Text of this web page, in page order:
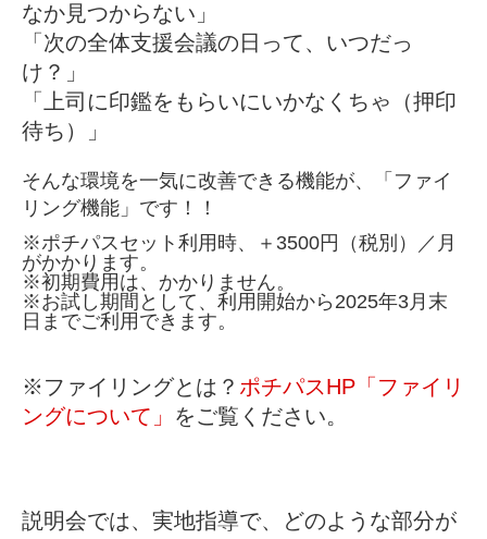
なか見つからない」
「次の全体支援会議の日って、いつだっ
け？」
「上司に印鑑をもらいにいかなくちゃ（押印
待ち）」
そんな環境を一気に改善できる機能が、「ファイ
リング機能」です！！
※ポチパスセット利用時、＋3500円（税別）／月
がかかります。
※初期費用は、かかりません。
※お試し期間として、 利用開始から2025年3月末
日までご利用できます。
※ファイリングとは？ ポチパスHP「ファイリ
ングについて」 をご覧ください。
説明会では、実地指導で、どのような部分が